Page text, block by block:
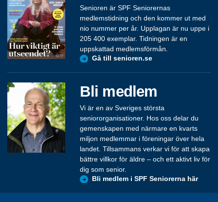
Senioren är SPF Seniorernas
medlemstidning och den kommer ut med
nio nummer per år. Upplagan är nu uppe i
205 400 exemplar. Tidningen är en
uppskattad medlemsförmån.
Gå till senioren.se
Bli medlem
Vi är en av Sveriges största
seniororganisationer. Hos oss delar du
gemenskapen med närmare en kvarts
miljon medlemmar i föreningar över hela
landet. Tillsammans verkar vi för att skapa
bättre villkor för äldre – och ett aktivt liv för
dig som senior.
Bli medlem i SPF Seniorerna här